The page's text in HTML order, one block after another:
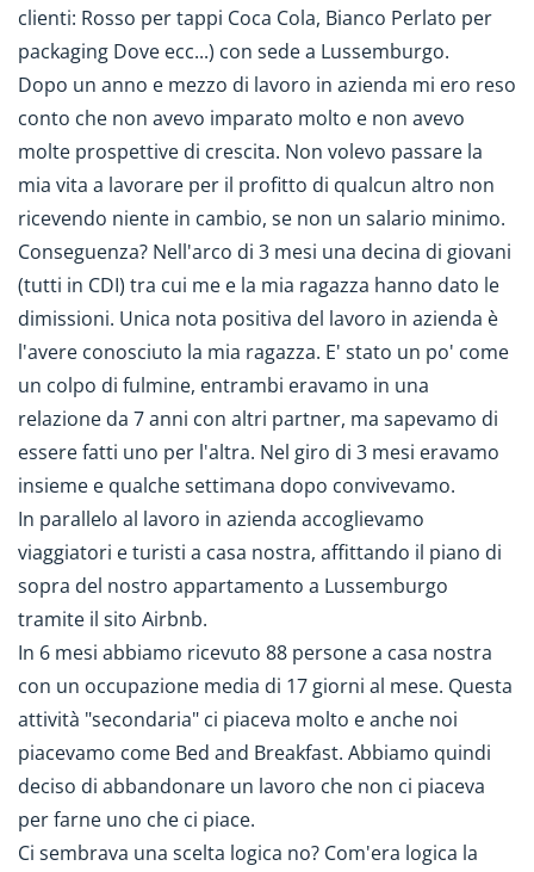
clienti: Rosso per tappi Coca Cola, Bianco Perlato per
packaging Dove ecc...) con sede a Lussemburgo.
Dopo un anno e mezzo di lavoro in azienda mi ero reso
conto che non avevo imparato molto e non avevo
molte prospettive di crescita. Non volevo passare la
mia vita a lavorare per il profitto di qualcun altro non
ricevendo niente in cambio, se non un salario minimo.
Conseguenza? Nell'arco di 3 mesi una decina di giovani
(tutti in CDI) tra cui me e la mia ragazza hanno dato le
dimissioni. Unica nota positiva del lavoro in azienda è
l'avere conosciuto la mia ragazza. E' stato un po' come
un colpo di fulmine, entrambi eravamo in una
relazione da 7 anni con altri partner, ma sapevamo di
essere fatti uno per l'altra. Nel giro di 3 mesi eravamo
insieme e qualche settimana dopo convivevamo.
In parallelo al lavoro in azienda accoglievamo
viaggiatori e turisti a casa nostra, affittando il piano di
sopra del nostro appartamento a Lussemburgo
tramite il sito Airbnb.
In 6 mesi abbiamo ricevuto 88 persone a casa nostra
con un occupazione media di 17 giorni al mese. Questa
attività "secondaria" ci piaceva molto e anche noi
piacevamo come Bed and Breakfast. Abbiamo quindi
deciso di abbandonare un lavoro che non ci piaceva
per farne uno che ci piace.
Ci sembrava una scelta logica no? Com'era logica la